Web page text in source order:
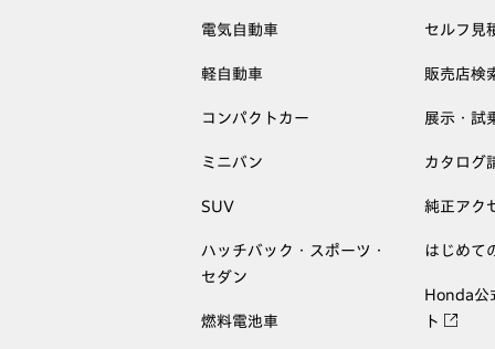
電気自動車
軽自動車
コンパクトカー
ミニバン
SUV
ハッチバック・スポーツ・
セダン
燃料電池車
セルフ見
販売店検
展示・試
カタログ
純正アク
はじめて
Honda公
ト